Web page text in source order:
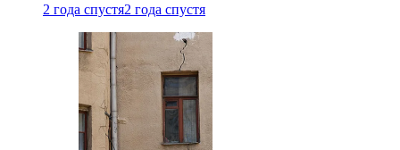
2 года спустя2 года спустя